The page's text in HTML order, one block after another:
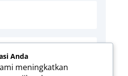
Anda
meningkatkan